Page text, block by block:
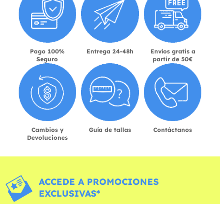
Pago 100%
Seguro
Entrega 24-48h
Envíos gratis a
partir de 50€
Cambios y
Devoluciones
Guía de tallas Contáctanos
ACCEDE A PROMOCIONES
EXCLUSIVAS*